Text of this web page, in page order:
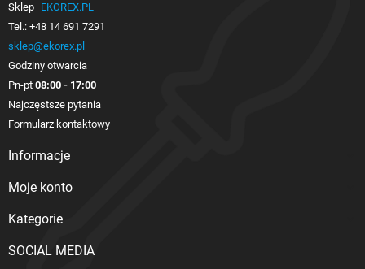
Sklep EKOREX.PL
Tel.: +48 14 691 7291
sklep@ekorex.pl
Godziny otwarcia
Pn-pt 08:00 - 17:00
Najczęstsze pytania
Formularz kontaktowy
Informacje
Moje konto
Kategorie
SOCIAL MEDIA